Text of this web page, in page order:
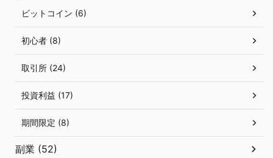
ビットコイン (6)
初心者 (8)
取引所 (24)
投資利益 (17)
期間限定 (8)
副業 (52)